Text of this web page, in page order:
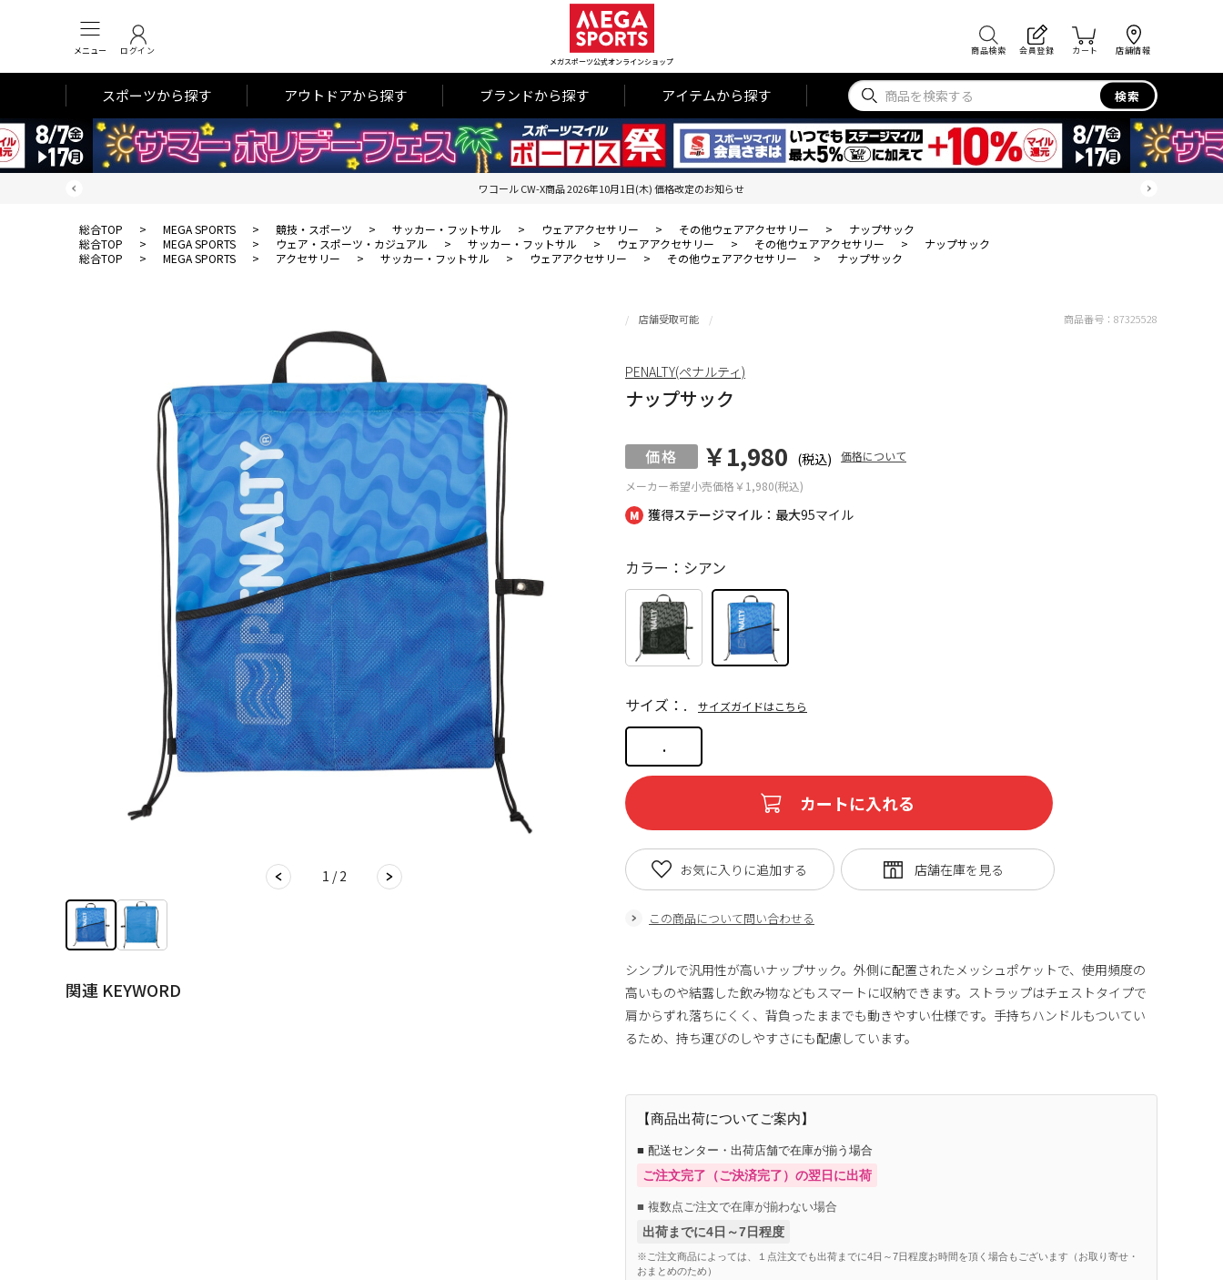
メニュー ログイン
メガスポーツ公式オンラインショップ
商品検索 会員登録 カート 店舗情報
スポーツから探す アウトドアから探す ブランドから探す アイテムから探す 検索
ワコール CW-X商品 2026年10月1日(木) 価格改定のお知らせ
総合TOP > MEGA SPORTS > 競技・スポーツ > サッカー・フットサル > ウェアアクセサリー > その他ウェアアクセサリー >
ナップサック
総合TOP
> MEGA SPORTS > ウェア・スポーツ・カジュアル > サッカー・フットサル > ウェアアクセサリー > その他ウェアアクセサリー >
ナップサック
総合TOP
> MEGA SPORTS > アクセサリー > サッカー・フットサル > ウェアアクセサリー > その他ウェアアクセサリー > ナップサック
1 / 2
関連 KEYWORD
獲得ステージマイル：最大95マイル
店舗受取可能
ナップサック
メーカー希望小売価格￥1,980(税込)
￥1,980 (税込) 価格について
カラー：シアン
.
サイズ：. サイズガイドはこちら
カートに入れる
この商品について問い合わせる
お気に入りに追加する
商品番号： 87325528
PENALTY(ペナルティ)
シンプルで汎用性が高いナップサック。外側に配置されたメッシュポケットで、使用頻度の
高いものや結露した飲み物などもスマートに収納できます。ストラップはチェストタイプで
肩からずれ落ちにくく、背負ったままでも動きやすい仕様です。手持ちハンドルもついてい
るため、持ち運びのしやすさにも配慮しています。
【商品出荷についてご案内】
■ 配送センター・出荷店舗で在庫が揃う場合
ご注文完了（ご決済完了）の翌日に出荷
■ 複数点ご注文で在庫が揃わない場合
出荷までに4日～7日程度
※ご注文商品によっては、１点注文でも出荷までに4日～7日程度お時間を頂く場合もございます（お取り寄せ・
おまとめのため）